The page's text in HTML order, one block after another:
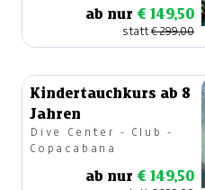
ab nur € 149,50
statt€ 299,00
Kindertauchkurs ab 8
Jahren
Dive Center - Club -
Copacabana
ab nur € 149,50